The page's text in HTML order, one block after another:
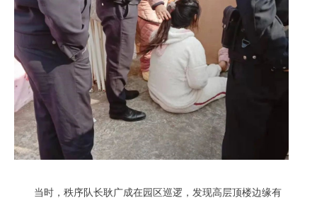
当时，秩序队长耿广成在园区巡逻，发现高层顶楼边缘有